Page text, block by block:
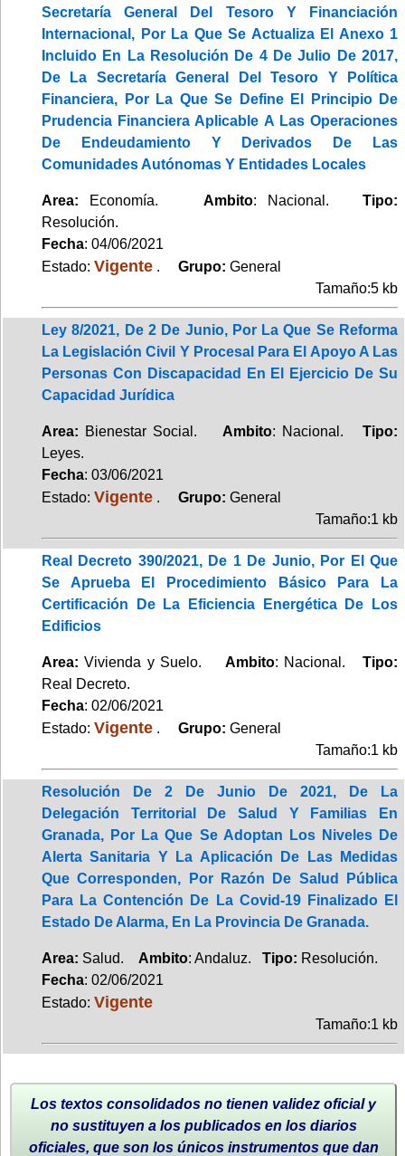
Secretaría General Del Tesoro Y Financiación
Internacional, Por La Que Se Actualiza El Anexo 1
Incluido En La Resolución De 4 De Julio De 2017,
De La Secretaría General Del Tesoro Y Política
Financiera, Por La Que Se Define El Principio De
Prudencia Financiera Aplicable A Las Operaciones
De Endeudamiento Y Derivados De Las
Comunidades Autónomas Y Entidades Locales
Area: Economía. Ambito: Nacional.Tipo:
Resolución.
Fecha: 04/06/2021
Estado: Vigente . Grupo: General
Tamaño:5 kb
Ley 8/2021, De 2 De Junio, Por La Que Se Reforma
La Legislación Civil Y Procesal Para El Apoyo A Las
Personas Con Discapacidad En El Ejercicio De Su
Capacidad Jurídica
Area: Bienestar Social. Ambito: Nacional. Tipo:
Leyes.
Fecha: 03/06/2021
Estado: Vigente . Grupo: General
Tamaño:1 kb
Real Decreto 390/2021, De 1 De Junio, Por El Que
Se Aprueba El Procedimiento Básico Para La
Certificación De La Eficiencia Energética De Los
Edificios
Area: Vivienda y Suelo. Ambito: Nacional.Tipo:
Real Decreto.
Fecha: 02/06/2021
Estado: Vigente . Grupo: General
Tamaño:1 kb
Resolución De 2 De Junio De 2021, De La
Delegación Territorial De Salud Y Familias En
Granada, Por La Que Se Adoptan Los Niveles De
Alerta Sanitaria Y La Aplicación De Las Medidas
Que Corresponden, Por Razón De Salud Pública
Para La Contención De La Covid-19 Finalizado El
Estado De Alarma, En La Provincia De Granada.
Area: Salud. Ambito: Andaluz. Tipo: Resolución.
Fecha: 02/06/2021
Estado: Vigente
Tamaño:1 kb
Los textos consolidados no tienen validez oficial y
no sustituyen a los publicados en los diarios
oficiales, que son los únicos instrumentos que dan